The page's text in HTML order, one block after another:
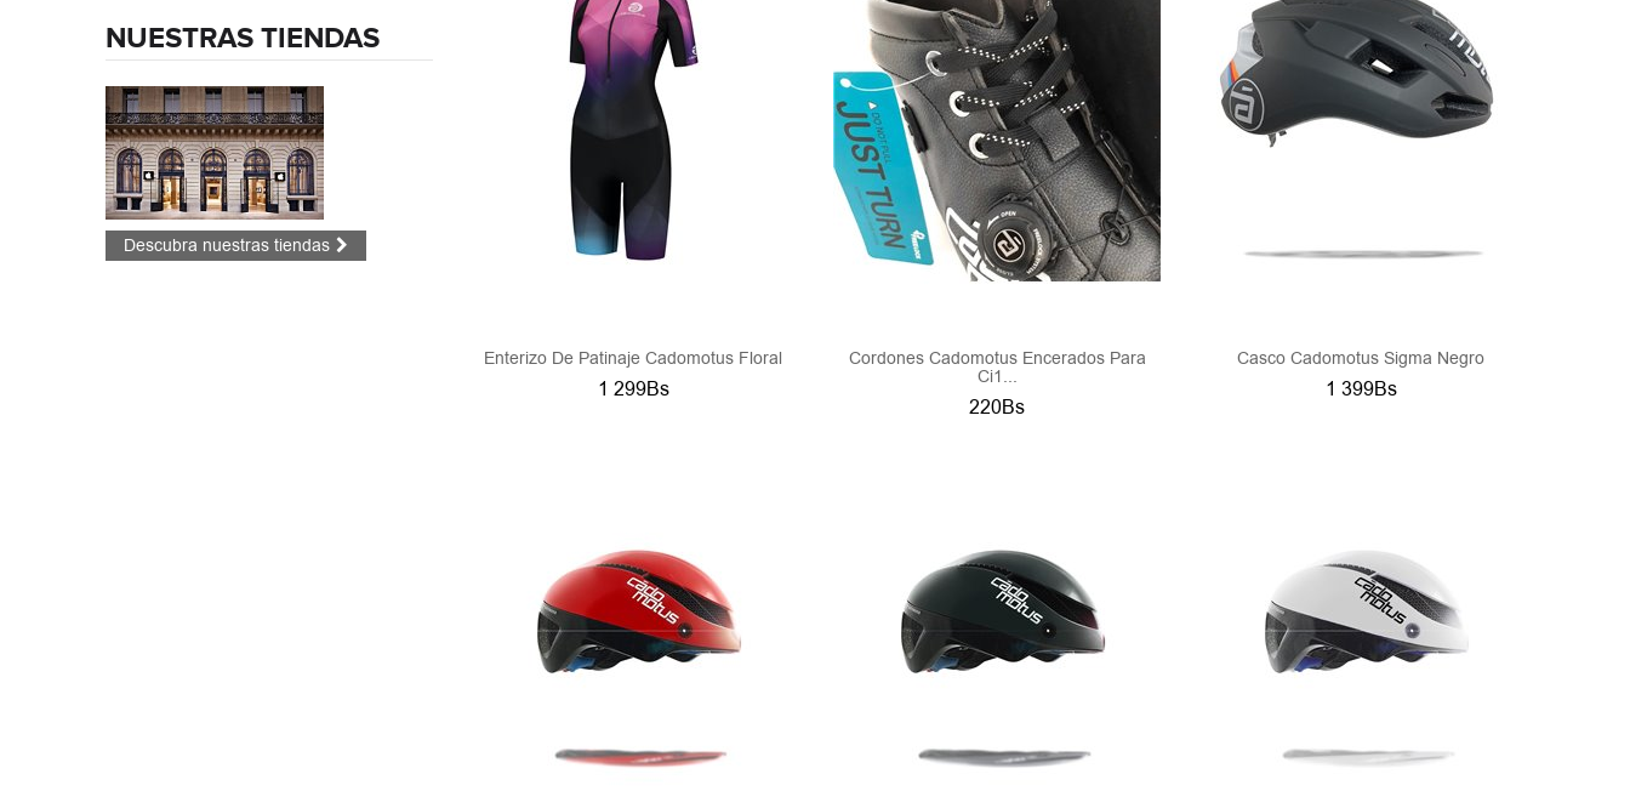
NUESTRAS TIENDAS
Descubra nuestras tiendas
Enterizo De Patinaje Cadomotus Floral
1 299Bs
Cordones Cadomotus Encerados Para
Ci1...
220Bs
Casco Cadomotus Sigma Negro
1 399Bs